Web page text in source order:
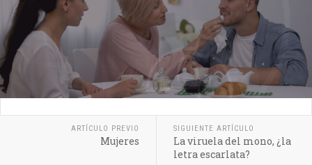
ARTÍCULO PREVIO
Mujeres
SIGUIENTE ARTÍCULO
La viruela del mono, ¿la
letra escarlata?